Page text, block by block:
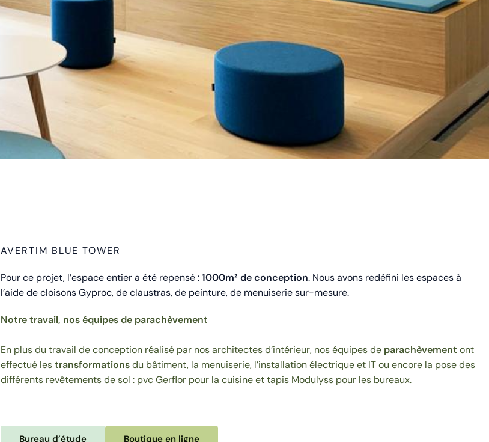
AVERTIM BLUE TOWER
Pour ce projet, l’espace entier a été repensé :1000m² de conception. Nous avons redéfini les espaces à
l’aide de cloisons Gyproc, de claustras, de peinture, de menuiserie sur-mesure.
Notre travail, nos équipes de parachèvement
En plus du travail de conception réalisé par nos architectes d’intérieur, nos équipes de parachèvementont
effectué lestransformationsdu bâtiment, la menuiserie, l’installation électrique et IT ou encore la pose des
différents revêtements de sol : pvc Gerflor pour la cuisine et tapis Modulyss pour les bureaux.
Bureau d’étude Boutique en ligne